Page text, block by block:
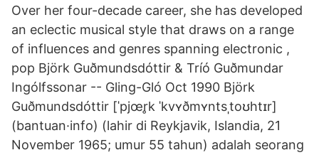
Over her four-decade career, she has developed
an eclectic musical style that draws on a range
of influences and genres spanning electronic ,
pop Björk Guðmundsdóttir & Tríó Guðmundar
Ingólfssonar ‎-- Gling-Gló Oct 1990 Björk
Guðmundsdóttir [ˈpjœr̥k ˈkvʏðmʏntsˌtoʊhtɪr]
(bantuan·info) (lahir di Reykjavik, Islandia, 21
November 1965; umur 55 tahun) adalah seorang